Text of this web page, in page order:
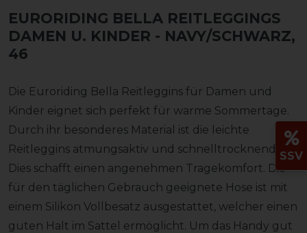
EURORIDING BELLA REITLEGGINGS
DAMEN U. KINDER - NAVY/SCHWARZ,
46
Die Euroriding Bella Reitleggins für Damen und
Kinder eignet sich perfekt für warme Sommertage.
Durch ihr besonderes Material ist die leichte
Reitleggins atmungsaktiv und schnelltrocknend.
Dies schafft einen angenehmen Tragekomfort. Die
für den täglichen Gebrauch geeignete Hose ist mit
einem Silikon Vollbesatz ausgestattet, welcher einen
guten Halt im Sattel ermöglicht. Um das Handy gut
SSV